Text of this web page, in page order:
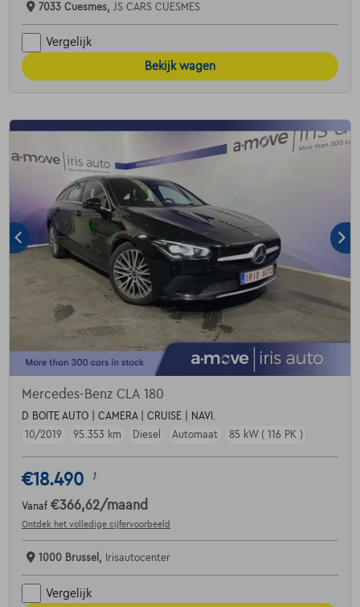
7033 Cuesmes, JS CARS CUESMES
Vergelijk
Bekijk wagen
Mercedes-Benz CLA 180
D BOITE AUTO | CAMERA | CRUISE | NAVI.
10/2019
95.353 km Diesel Automaat 85 kW ( 116 PK )
€18.490 1
Vanaf €366,62/maand
Ontdek het volledige cijfervoorbeeld
1000 Brussel, Irisautocenter
Vergelijk